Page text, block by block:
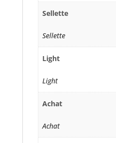
Sellette
Sellette
Light
Light
Achat
Achat